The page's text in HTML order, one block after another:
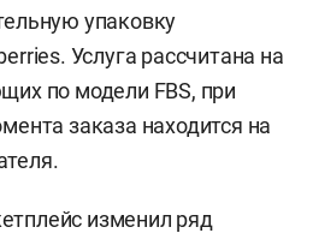
упаковку
Услуга рассчитана на
по модели FBS, при
заказа находится на
изменил ряд